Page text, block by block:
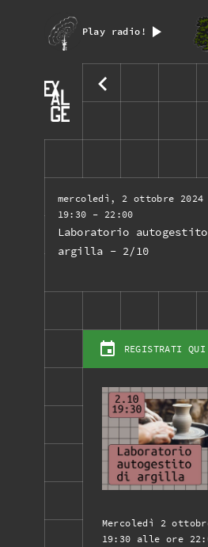
Play radio!
mercoledì, 2 ottobre 2024
19:30 - 22:00
Laboratorio
argilla - 2/10
REGISTRATI QUI
Mercoledì 2
19:30 alle ore